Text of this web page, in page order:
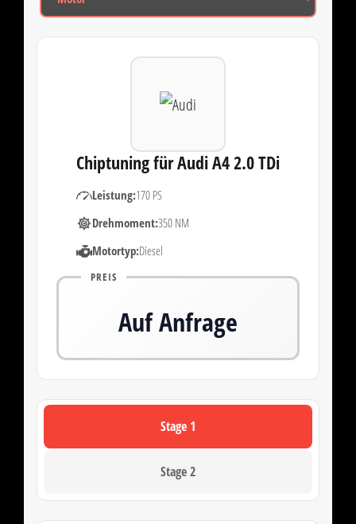
Chiptuning für Audi A4 2.0 TDi
Leistung:170 PS
Drehmoment:350 NM
Motortyp:Diesel
PREIS
Auf Anfrage
Stage 1
Stage 2